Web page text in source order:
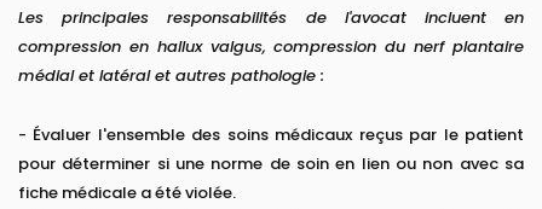
Les principales responsabilités de l'avocat incluent en
compression en hallux valgus, compression du nerf plantaire
médial et latéral et autres pathologie :
- Évaluer l'ensemble des soins médicaux reçus par le patient
pour déterminer si une norme de soin en lien ou non avec sa
fiche médicale a été violée.